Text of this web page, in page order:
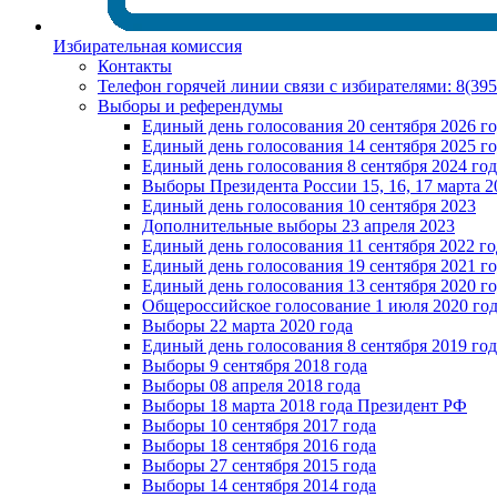
Избирательная комиссия
Контакты
Телефон горячей линии связи с избирателями:
Выборы и референдумы
Единый день голосования 20 сентября 2026
Единый день голосования 14 сентября 2025
Единый день голосования 8 сентября 2024
Выборы Президента России 15, 16, 17 марта
Единый день голосования 10 сентября 2023
Дополнительные выборы 23 апреля 2023
Единый день голосования 11 сентября 2022
Единый день голосования 19 сентября 2021
Единый день голосования 13 сентября 2020
Общероссийское голосование 1 июля 2020
Выборы 22 марта 2020 года
Единый день голосования 8 сентября 2019
Выборы 9 сентября 2018 года
Выборы 08 апреля 2018 года
Выборы 18 марта 2018 года Президент РФ
Выборы 10 сентября 2017 года
Выборы 18 сентября 2016 года
Выборы 27 сентября 2015 года
Выборы 14 сентября 2014 года